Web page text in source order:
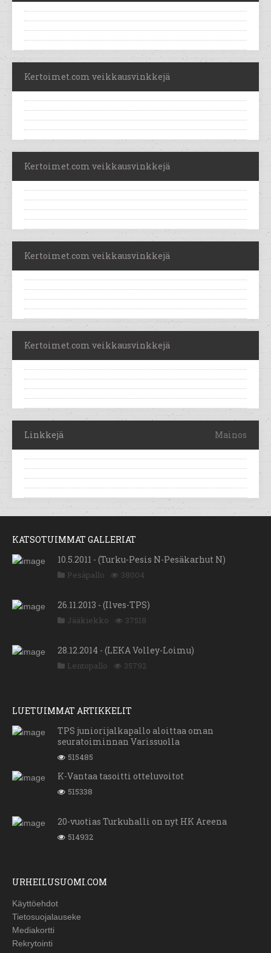
Kertoimet.com veikkausvinkkejä
Kertoimet.com veikkausvinkkejä
Kertoimet.com veikkausvinkkejä
Kertoimet.com veikkausvinkkejä
Linkkejä Mainos
KATSOTUIMMAT GALLERIAT
10.5.2011 - (Turku-Pesis N-Pesäkarhut N)
Pesäpallo 38004
26.11.2013 - (Ilves-TPS)
Jääkiekko 37518
28.12.2014 - (LEKA Volley-Loimu)
Lentopallo 35792
LUETUIMMAT ARTIKKELIT
TPS juniorijalkapallo aloittaa oman
seuratoiminnan Varissuolla
515485
K-Vantaa tasoitti otteluvoitot
515338
20-vuotias Turkuhalli on nyt HK Areena
514932
URHEILUSUOMI.COM
Käyttöehdot
Tietosuojalauseke
Mediakortti
Rekrytointi